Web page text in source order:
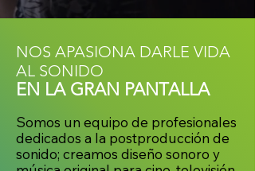
NOS APASIONA DARLE VIDA
AL SONIDO
EN LA GRAN PANTALLA
Somos un equipo de profesionales
dedicados a la postproducción de
sonido; creamos diseño sonoro y